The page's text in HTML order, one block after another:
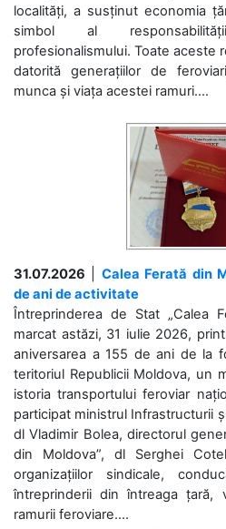
localități, a susținut economia
simbol al
profesionalismului. Toate aceste
datorită generațiilor de
munca și viața acestei ramuri....
31.07.2026
Calea Ferată din
de ani de activitate
Întreprinderea de Stat „Calea
marcat astăzi, 31 iulie 2026,
aniversarea a 155 de ani de la
teritoriul Republicii Moldova, un
istoria transportului feroviar
participat ministrul Infrastructurii
dl Vladimir Bolea, directorul
din Moldova”, dl Serghei
organizațiilor sindicale,
întreprinderii din întreaga țară,
ramurii feroviare....